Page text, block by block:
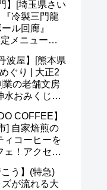
】[埼玉県さい
冷製三門龍
ル回廊』
メニュー＆
波屋】[熊本県
ぐり | 大正2
業の老舗文房
水おみくじ』
COFFEE】
] 自家焙煎の
ィコーヒーを
ェ！アクセ
こう】(特急)
が流れる大